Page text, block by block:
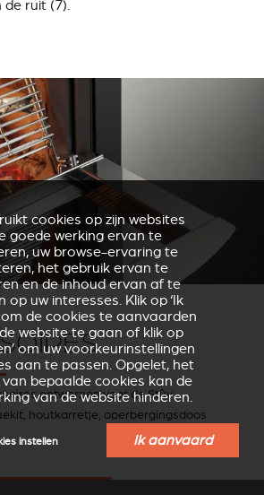
de ruit (7).
ontworpen voor de Stûv
houtkarretje, operbergingsdoos
cookies op zijn websites
goede werking ervan te
uw browse-ervaring te
het gebruik ervan te
en de inhoud ervan af te
op uw interesses. Klik op ‘Ik
de cookies te aanvaarden
website te gaan of klik op
om uw voorkeurinstellingen
aan te passen. Opgelet, het
bepaalde cookies kan de
van de website hinderen.
instellen Ik aanvaard